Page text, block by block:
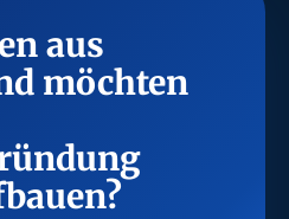
aus
möchten